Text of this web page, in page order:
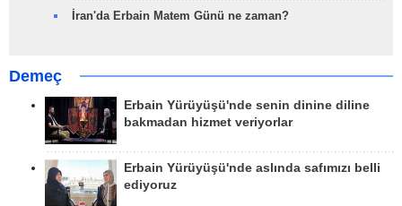
İran'da Erbain Matem Günü ne zaman?
Demeç
Erbain Yürüyüşü'nde senin dinine diline
bakmadan hizmet veriyorlar
Erbain Yürüyüşü'nde aslında safımızı belli
ediyoruz